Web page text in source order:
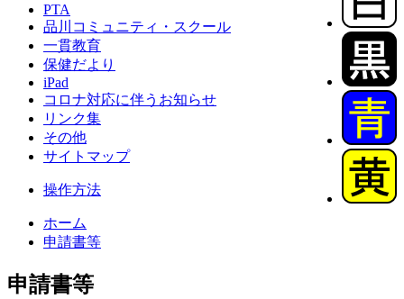
PTA
品川コミュニティ・スクール
一貫教育
保健だより
iPad
コロナ対応に伴うお知らせ
リンク集
その他
サイトマップ
操作方法
ホーム
申請書等
申請書等